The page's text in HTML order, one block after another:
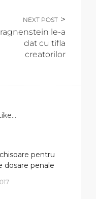
NEXT POST
le-a
dat cu tifla
creatorilor
pentru
dosare penale